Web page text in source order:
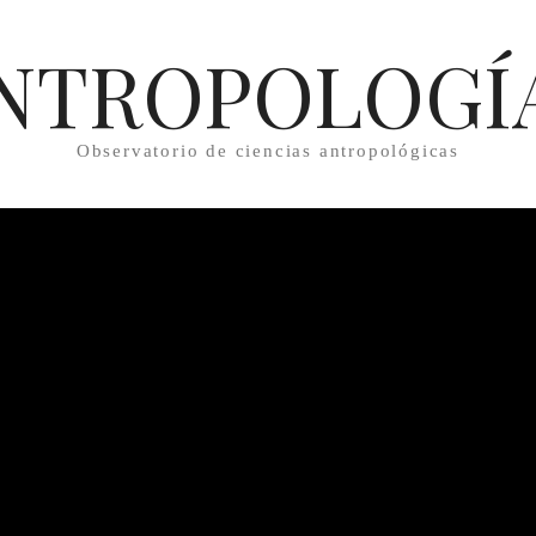
Observatorio de ciencias antropológicas